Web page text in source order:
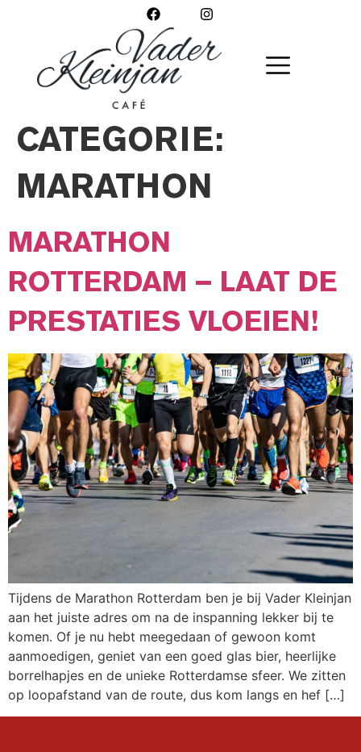
CATEGORIE:
MARATHON
MARATHON
ROTTERDAM – LAAT DE
PRESTATIES VLOEIEN!
Tijdens de Marathon Rotterdam ben je bij Vader Kleinjan
aan het juiste adres om na de inspanning lekker bij te
komen. Of je nu hebt meegedaan of gewoon komt
aanmoedigen, geniet van een goed glas bier, heerlijke
borrelhapjes en de unieke Rotterdamse sfeer. We zitten
op loopafstand van de route, dus kom langs en hef […]